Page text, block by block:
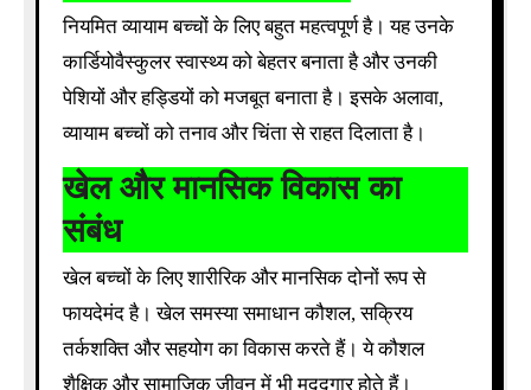
नियमित व्यायाम बच्चों के लिए बहुत महत्वपूर्ण है। यह उनके
कार्डियोवैस्कुलर स्वास्थ्य को बेहतर बनाता है और उनकी
पेशियों और हड्डियों को मजबूत बनाता है। इसके अलावा,
व्यायाम बच्चों को तनाव और चिंता से राहत दिलाता है।
खेल और मानसिक विकास का
संबंध
खेल बच्चों के लिए शारीरिक और मानसिक दोनों रूप से
फायदेमंद है। खेल समस्या समाधान कौशल, सक्रिय
तर्कशक्ति और सहयोग का विकास करते हैं। ये कौशल
शैक्षिक और सामाजिक जीवन में भी मददगार होते हैं।